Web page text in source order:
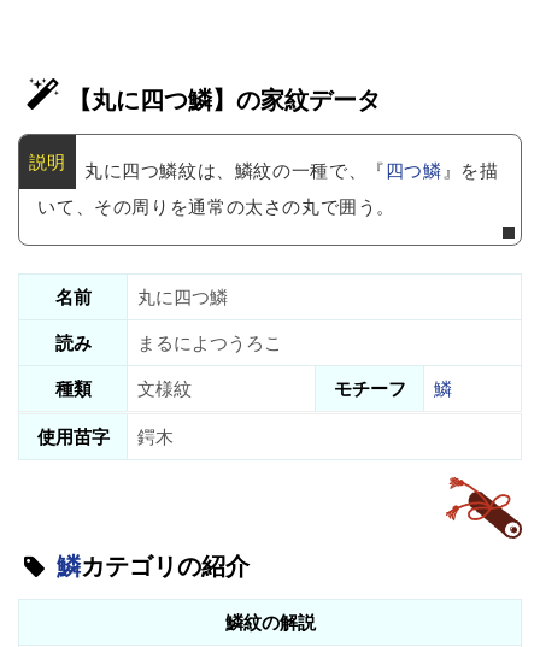
【丸に四つ鱗】の家紋データ
丸に四つ鱗紋は、鱗紋の一種で、『四つ鱗』を描
いて、その周りを通常の太さの丸で囲う。
名前
丸に四つ鱗
読み
まるによつうろこ
種類
文様紋 モチーフ
鱗
使用苗字
鍔木
鱗カテゴリの紹介
鱗紋の解説